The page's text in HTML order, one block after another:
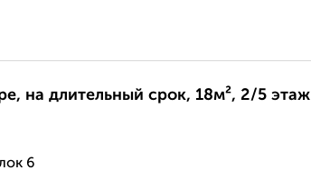
на длительный срок, 18м², 2/5 этаж
6